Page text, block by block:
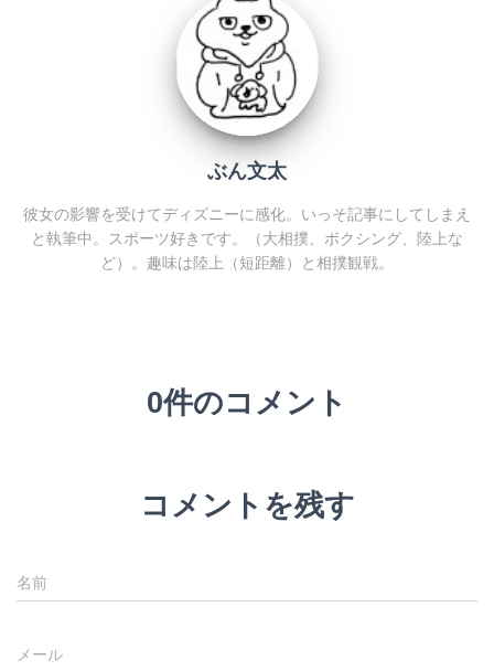
ぶん文太
彼女の影響を受けてディズニーに感化。いっそ記事にしてしまえ
と執筆中。スポーツ好きです。（大相撲、ボクシング、陸上な
ど）。趣味は陸上（短距離）と相撲観戦。
0件のコメント
コメントを残す
名前
メール